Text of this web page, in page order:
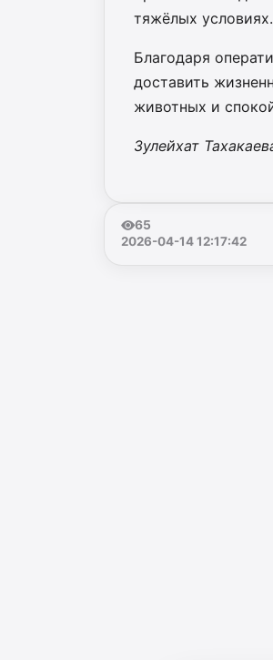
тяжёлых условиях.
Благодаря
доставить
животных и
Зулейхат
65
2026-04-14 12:17:42